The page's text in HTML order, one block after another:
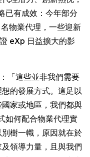
已有成效：今年部分
物業代理，一些迎新
eXp 日益擴大的影
「這些並非我們需要
的發展方式。這足以
家或地區，我們都與
如何配合物業代理實
樹一幟，原因就在於
領導力量，且與我們